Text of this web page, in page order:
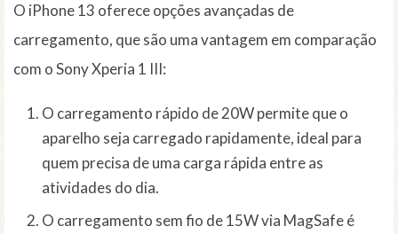
O iPhone 13 oferece opções avançadas de
carregamento, que são uma vantagem em comparação
com o Sony Xperia 1 III:
O carregamento rápido de 20W permite que o
aparelho seja carregado rapidamente, ideal para
quem precisa de uma carga rápida entre as
atividades do dia.
O carregamento sem fio de 15W via MagSafe é